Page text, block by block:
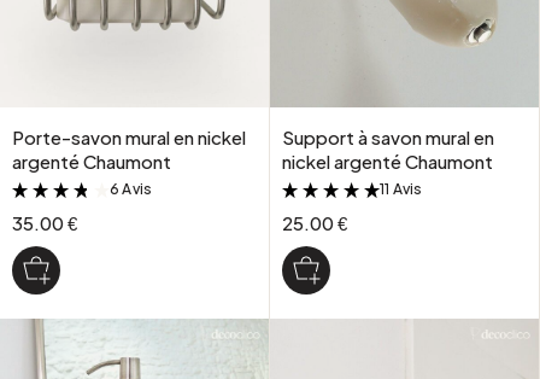
Porte-savon mural en nickel
argenté Chaumont
&
6 Avis
35.00 €
Support à savon mural en
nickel argenté Chaumont
&
11 Avis
25.00 €